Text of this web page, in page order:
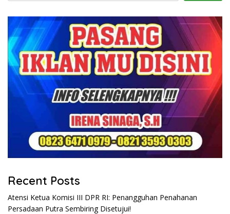
Recent Posts
Atensi Ketua Komisi III DPR RI: Penangguhan Penahanan
Persadaan Putra Sembiring Disetujui!